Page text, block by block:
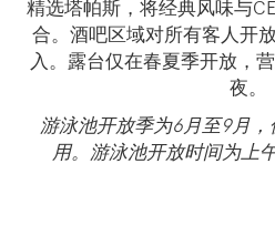
精选塔帕斯，将经典风味与
合。酒吧区域对所有客人开
入。露台仅在春夏季开放，
夜。
游泳池开放季为6月至9月
用。游泳池开放时间为上